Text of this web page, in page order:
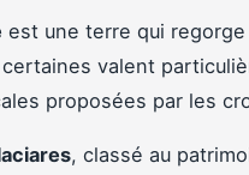
est une terre qui
valent
proposées par les
, classé au